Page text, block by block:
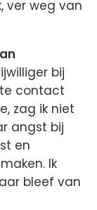
ver weg van
bij
contact
zag ik niet
angst bij
en
Ik
bleef van